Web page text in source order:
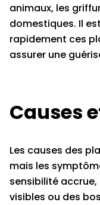
animaux, les
domestiques. Il
rapidement ces
assurer une
Causes
Les causes des
mais les
sensibilité
visibles ou des